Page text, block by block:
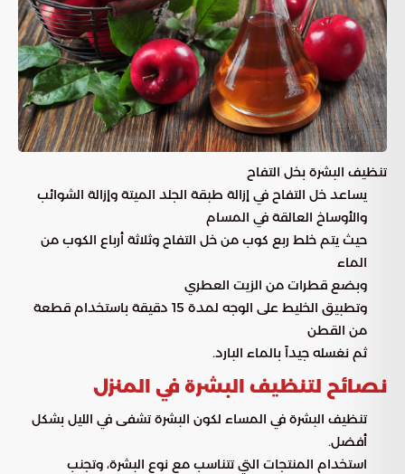
تنظيف البشرة بخل التفاح
يساعد خل التفاح في إزالة طبقة الجلد الميتة وإزالة الشوائب
والأوساخ العالقة في المسام
حيث يتم خلط ربع كوب من خل التفاح وثلاثة أرباع الكوب من
الماء
وبضع قطرات من الزيت العطري
وتطبيق الخليط على الوجه لمدة 15 دقيقة باستخدام قطعة
من القطن
ثم نغسله جيداً بالماء البارد.
نصائح لتنظيف البشرة في المنزل
تنظيف البشرة في المساء لكون البشرة تشفى في الليل بشكل
أفضل.
استخدام المنتجات التي تتناسب مع نوع البشرة، وتجنب